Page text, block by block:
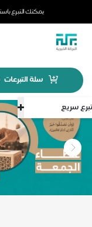
يمكنك التبرع
سلة التبرعات (
0
)